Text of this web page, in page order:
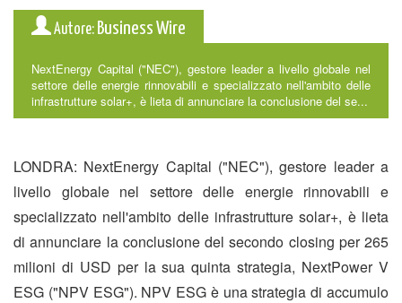
Autore: Business Wire
NextEnergy Capital ("NEC"), gestore leader a livello globale nel
settore delle energie rinnovabili e specializzato nell'ambito delle
infrastrutture solar+, è lieta di annunciare la conclusione del se...
LONDRA: NextEnergy Capital ("NEC"), gestore leader a
livello globale nel settore delle energie rinnovabili e
specializzato nell'ambito delle infrastrutture solar+, è lieta
di annunciare la conclusione del secondo closing per 265
milioni di USD per la sua quinta strategia, NextPower V
ESG ("NPV ESG"). NPV ESG è una strategia di accumulo